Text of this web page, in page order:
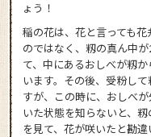
ょう！
稲の花は、花と言っても花
のではなく、籾の真ん中
て、中にあるおしべが籾
います。その後、受粉し
すが、この時に、おしべ
いた状態を知らないと、
を見て、花が咲いたと勘違